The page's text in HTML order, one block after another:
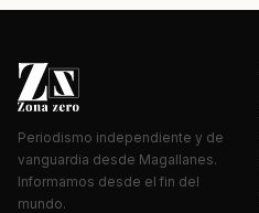
Periodismo independiente y de
vanguardia desde Magallanes.
Informamos desde el fin del
mundo.